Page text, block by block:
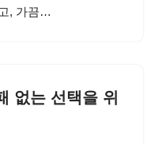
, 가끔…
없는 선택을 위